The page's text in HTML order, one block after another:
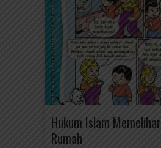
Hukum Islam
Rumah